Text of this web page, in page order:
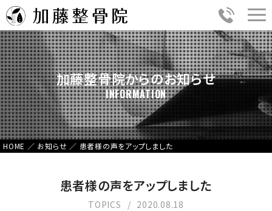
加藤整骨院からのお知らせ
INFORMATION
HOME ／ お知らせ ／ 患者様の声をアップしました
患者様の声をアップしました
TOPICS 2020.08.18